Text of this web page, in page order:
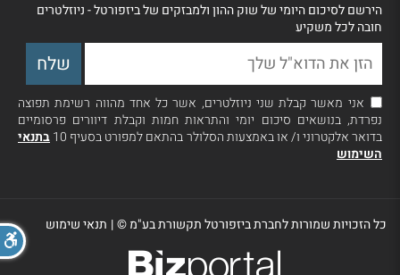
הירשם לסיכום היומי של שוק ההון ולמבזקים של ביזפורטל - ניוזלטרים
חובה לכל משקיע
אני מאשר קבלת שני ניוזלטרים, אשר כל אחד מהווה רשימת תפוצה
נפרדת, בנושאים סיכום יומי והתראות חמות וקבלת דיוורים פרסומיים
בדואר אלקטרוני ו/ או באמצעות הסלולר בהתאם למפורט בסעיף 10
בתנאי
השימוש
כל הזכויות שמורות לחברת ביזפורטל תקשורת בע"מ ©| תנאי שימוש